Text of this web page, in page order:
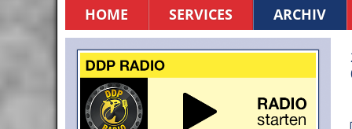
HOME SERVICES ARCHIV